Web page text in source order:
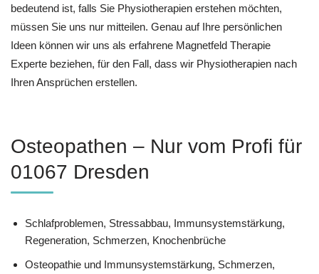
bedeutend ist, falls Sie Physiotherapien erstehen möchten,
müssen Sie uns nur mitteilen. Genau auf Ihre persönlichen
Ideen können wir uns als erfahrene Magnetfeld Therapie
Experte beziehen, für den Fall, dass wir Physiotherapien nach
Ihren Ansprüchen erstellen.
Osteopathen – Nur vom Profi für
01067 Dresden
Schlafproblemen, Stressabbau, Immunsystemstärkung,
Regeneration, Schmerzen, Knochenbrüche
Osteopathie und Immunsystemstärkung, Schmerzen,